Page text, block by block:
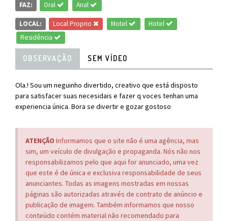
FAZ: Oral Anal
LOCAL: Local Proprio Motel
Hotel
Residência
OBSERVAÇÃO SEM VÍDEO
Ola.! Sou um neguinho divertido, creativo que está disposto
para satisfacer suas necesidais e fazer q voces tenhan uma
experiencia única. Bora se divertir e gozar gostoso
ATENÇÃO Informamos que o site não é uma agência, mas
sim, um veículo de divulgação e propaganda. Nós não nos
responsabilizamos pelo que aqui for anunciado, uma vez
que este é de única e exclusiva responsabilidade de seus
anunciantes. Todas as imagens mostradas em nossas
páginas são autorizadas através de contrato de anúncio e
publicação de imagem. Também informamos que nosso
conteúdo contém material não recomendado para